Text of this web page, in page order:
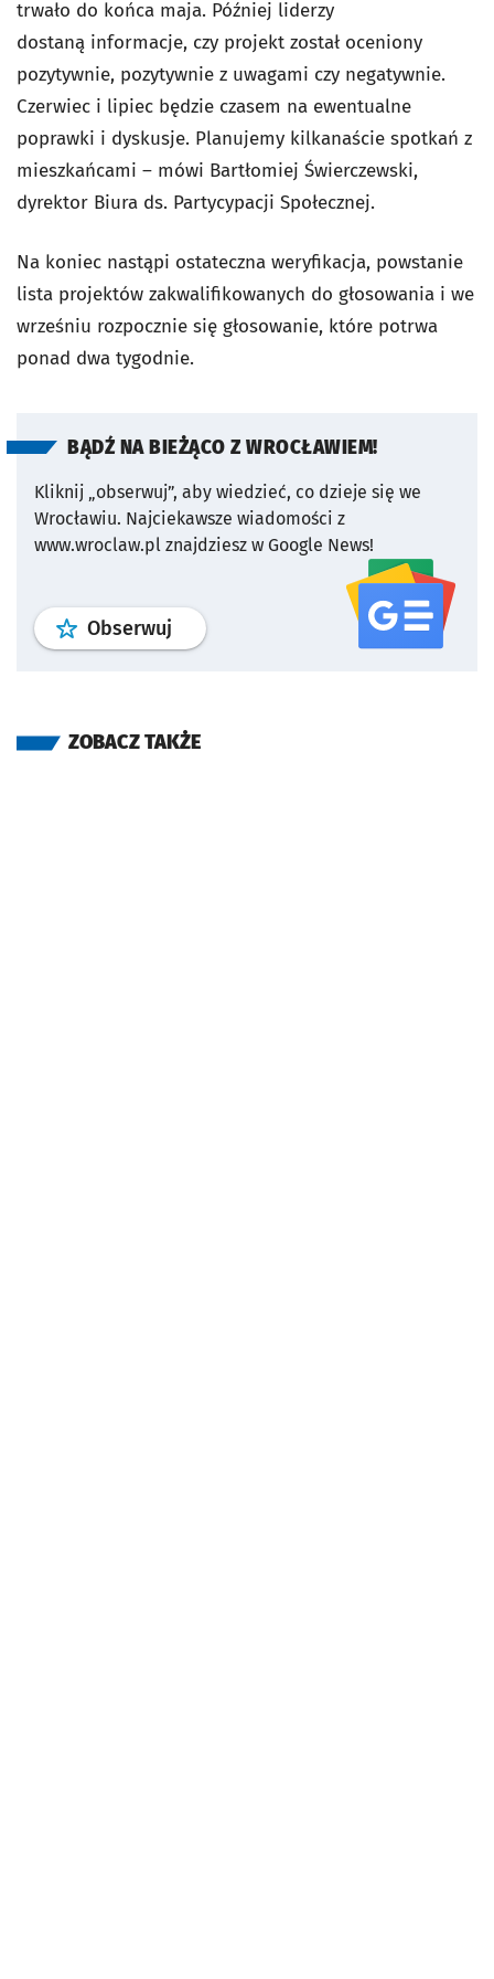
trwało do końca maja. Później liderzy
dostaną informacje, czy projekt został oceniony
pozytywnie, pozytywnie z uwagami czy negatywnie.
Czerwiec i lipiec będzie czasem na ewentualne
poprawki i dyskusje. Planujemy kilkanaście spotkań z
mieszkańcami – mówi Bartłomiej Świerczewski,
dyrektor Biura ds. Partycypacji Społecznej.
Na koniec nastąpi ostateczna weryfikacja, powstanie
lista projektów zakwalifikowanych do głosowania i we
wrześniu rozpocznie się głosowanie, które potrwa
ponad dwa tygodnie.
BĄDŹ NA BIEŻĄCO Z WROCŁAWIEM!
Kliknij „obserwuj”, aby wiedzieć, co dzieje się we
Wrocławiu. Najciekawsze wiadomości z
www.wroclaw.pl znajdziesz w Google News!
Obserwuj profil serwisu
ZOBACZ TAKŻE